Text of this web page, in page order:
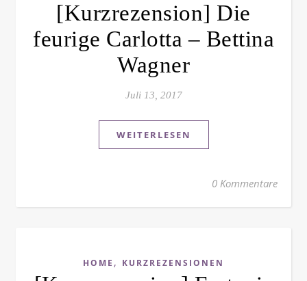
[Kurzrezension] Die
feurige Carlotta – Bettina
Wagner
Juli 13, 2017
WEITERLESEN
0 Kommentare
HOME , KURZREZENSIONEN